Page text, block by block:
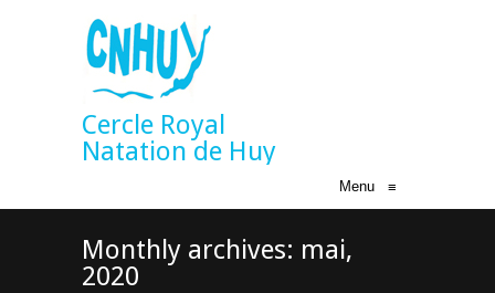
Cercle Royal
Natation de Huy
Menu ≡
Monthly archives: mai,
2020